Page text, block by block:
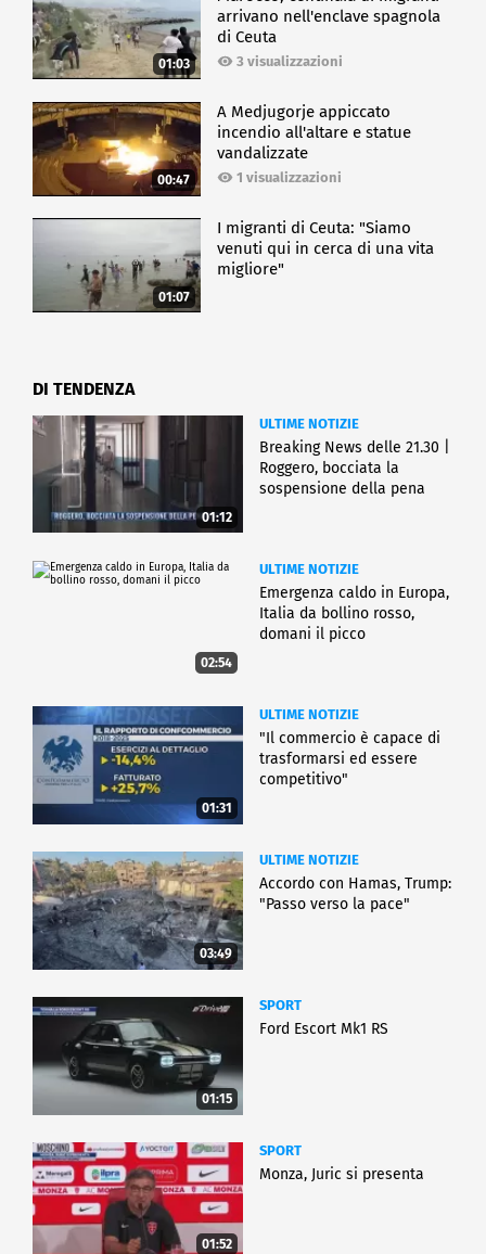
01:03
arrivano nell'enclave spagnola
di Ceuta
3 visualizzazioni
00:47
A Medjugorje appiccato
incendio all'altare e statue
vandalizzate
1 visualizzazioni
01:07
I migranti di Ceuta: "Siamo
venuti qui in cerca di una vita
migliore"
DI TENDENZA
01:12
ULTIME NOTIZIE
Breaking News delle 21.30 |
Roggero, bocciata la
sospensione della pena
02:54
ULTIME NOTIZIE
Emergenza caldo in Europa,
Italia da bollino rosso,
domani il picco
01:31
ULTIME NOTIZIE
"Il commercio è capace di
trasformarsi ed essere
competitivo"
03:49
ULTIME NOTIZIE
Accordo con Hamas, Trump:
"Passo verso la pace"
01:15
SPORT
Ford Escort Mk1 RS
01:52
SPORT
Monza, Juric si presenta